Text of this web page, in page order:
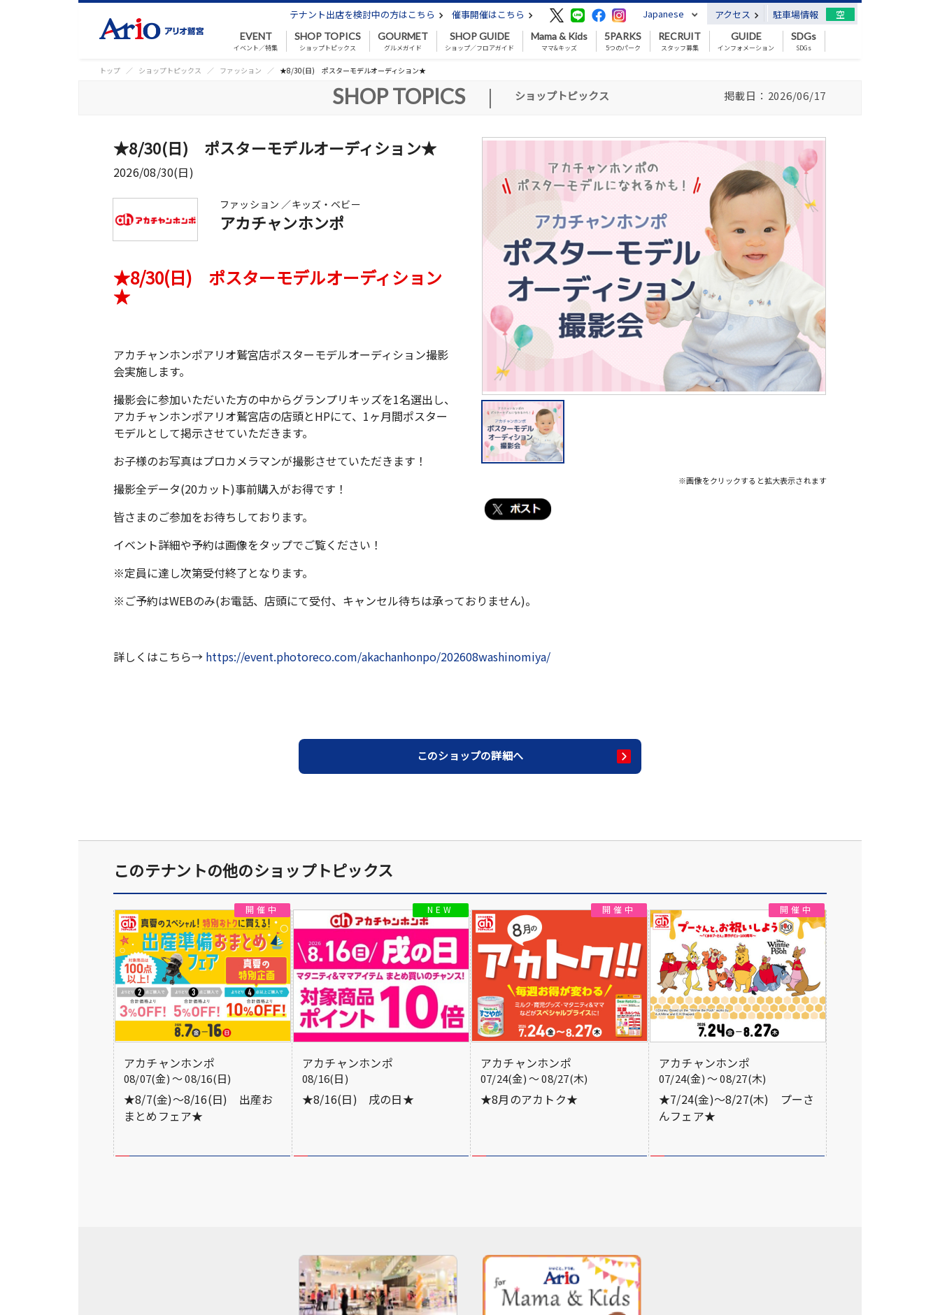
テナント出店を検討中の方はこちら 催事開催はこちら Japanese アクセス 駐車場情報 空
EVENT
イベント／特集
SHOP TOPICS
ショップトピックス
GOURMET
グルメガイド
SHOP GUIDE
ショップ／フロアガイド
Mama & Kids
ママ&キッズ
5PARKS
5つのパーク
RECRUIT
スタッフ募集
GUIDE
インフォメーション
SDGs
SDGs
トップ ショップトピックス ファッション ★8/30(日) ポスターモデルオーディション★
SHOP TOPICS | ショップトピックス 掲載日：2026/06/17
★8/30(日) ポスターモデルオーディション★
2026/08/30(日)
※画像をクリックすると拡大表示されます
ファッション ／キッズ・ベビー
アカチャンホンポ
★8/30(日) ポスターモデルオーディション
★
アカチャンホンポアリオ鷲宮店ポスターモデルオーディション撮影
会実施します。
撮影会に参加いただいた方の中からグランプリキッズを1名選出し、
アカチャンホンポアリオ鷲宮店の店頭とHPにて、1ヶ月間ポスター
モデルとして掲示させていただきます。
お子様のお写真はプロカメラマンが撮影させていただきます！
撮影全データ(20カット)事前購入がお得です！
皆さまのご参加をお待ちしております。
イベント詳細や予約は画像をタップでご覧ください！
※定員に達し次第受付終了となります。
※ご予約はWEBのみ(お電話、店頭にて受付、キャンセル待ちは承っておりません)。
詳しくはこちら→ https://event.photoreco.com/akachanhonpo/202608washinomiya/
このショップの詳細へ
このテナントの他のショップトピックス
アカチャンホンポ
08/07(金) 〜 08/16(日)
★8/7(金)～8/16(日) 出産お
まとめフェア★
アカチャンホンポ
08/16(日)
★8/16(日) 戌の日★
アカチャンホンポ
07/24(金) 〜 08/27(木)
★8月のアカトク★
アカチャンホンポ
07/24(金) 〜 08/27(木)
★7/24(金)～8/27(木) プーさ
んフェア★